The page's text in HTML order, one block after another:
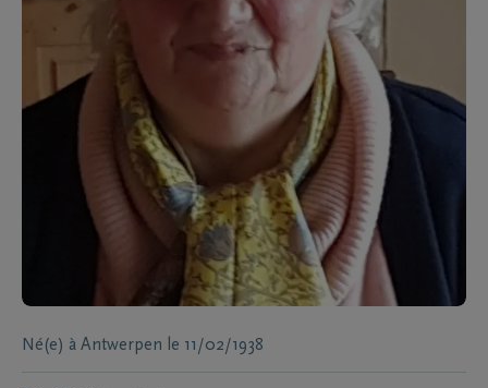
Né(e) à Antwerpen le 11/02/1938